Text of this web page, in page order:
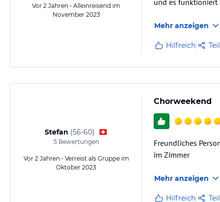
Vor 2 Jahren • Alleinreisend im
November 2023
Mehr anzeigen
Hilfreich
Stefan (56-60)
5Bewertungen
Vor 2 Jahren • Verreist als Gruppe im
Oktober 2023
Chorweekend
Freundliches
im Zimmer
Mehr anzeigen
Hilfreich